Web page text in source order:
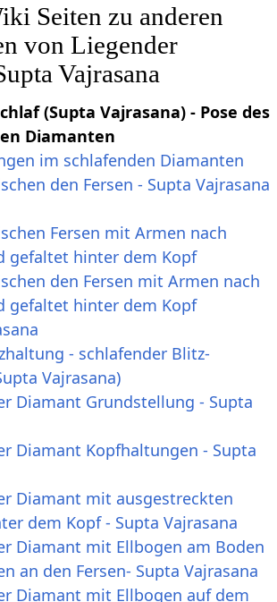
Seiten zu anderen
von Liegender
Vajrasana
(Supta Vajrasana) - Pose des
Diamanten
im schlafenden Diamanten
den Fersen - Supta Vajrasana
Fersen mit Armen nach
gefaltet hinter dem Kopf
den Fersen mit Armen nach
gefaltet hinter dem Kopf
- schlafender Blitz-
Vajrasana)
Diamant Grundstellung - Supta
Diamant Kopfhaltungen - Supta
Diamant mit ausgestreckten
dem Kopf - Supta Vajrasana
Diamant mit Ellbogen am Boden
an den Fersen- Supta Vajrasana
Diamant mit Ellbogen auf dem